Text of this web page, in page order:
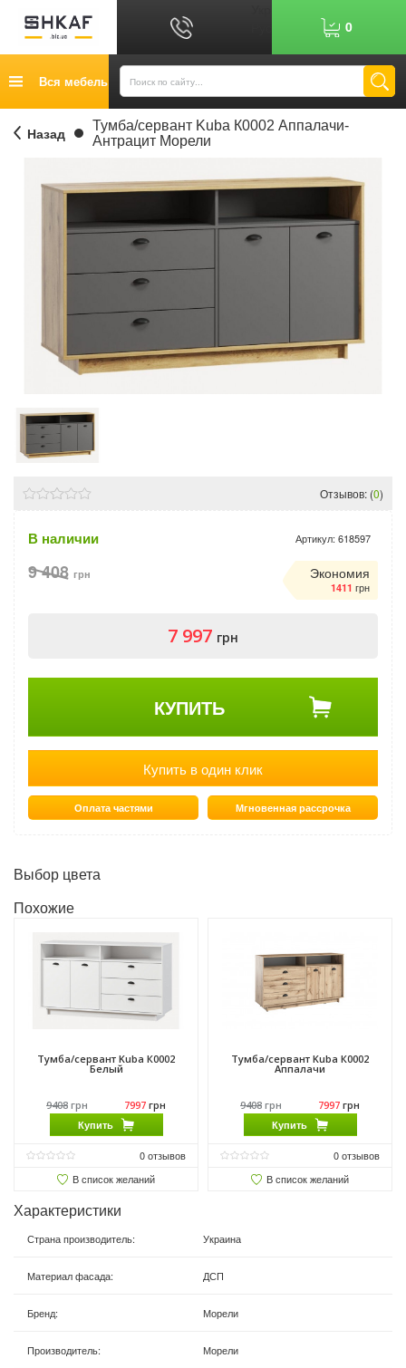
Возврат товара
Отзывы
0 6 7 Показати номер
0
Вся мебель
Назад
Тумба/сервант Kuba К0002 Аппалачи-
Антрацит Морели
Отзывов: (0)
В наличии Артикул: 618597
9 408 грн Экономия
1411 грн
7 997 грн
КУПИТЬ
Купить в один клик
Оплата частями Мгновенная рассрочка
Выбор цвета
Похожие
Тумба/сервант Kuba К0002
Белый
9408 грн 7997 грн
Купить
0отзывов
В список желаний
Тумба/сервант Kuba К0002
Аппалачи
9408 грн 7997 грн
Купить
0отзывов
В список желаний
Характеристики
Страна производитель: Украина
Материал фасада: ДСП
Бренд: Морели
Производитель: Морели